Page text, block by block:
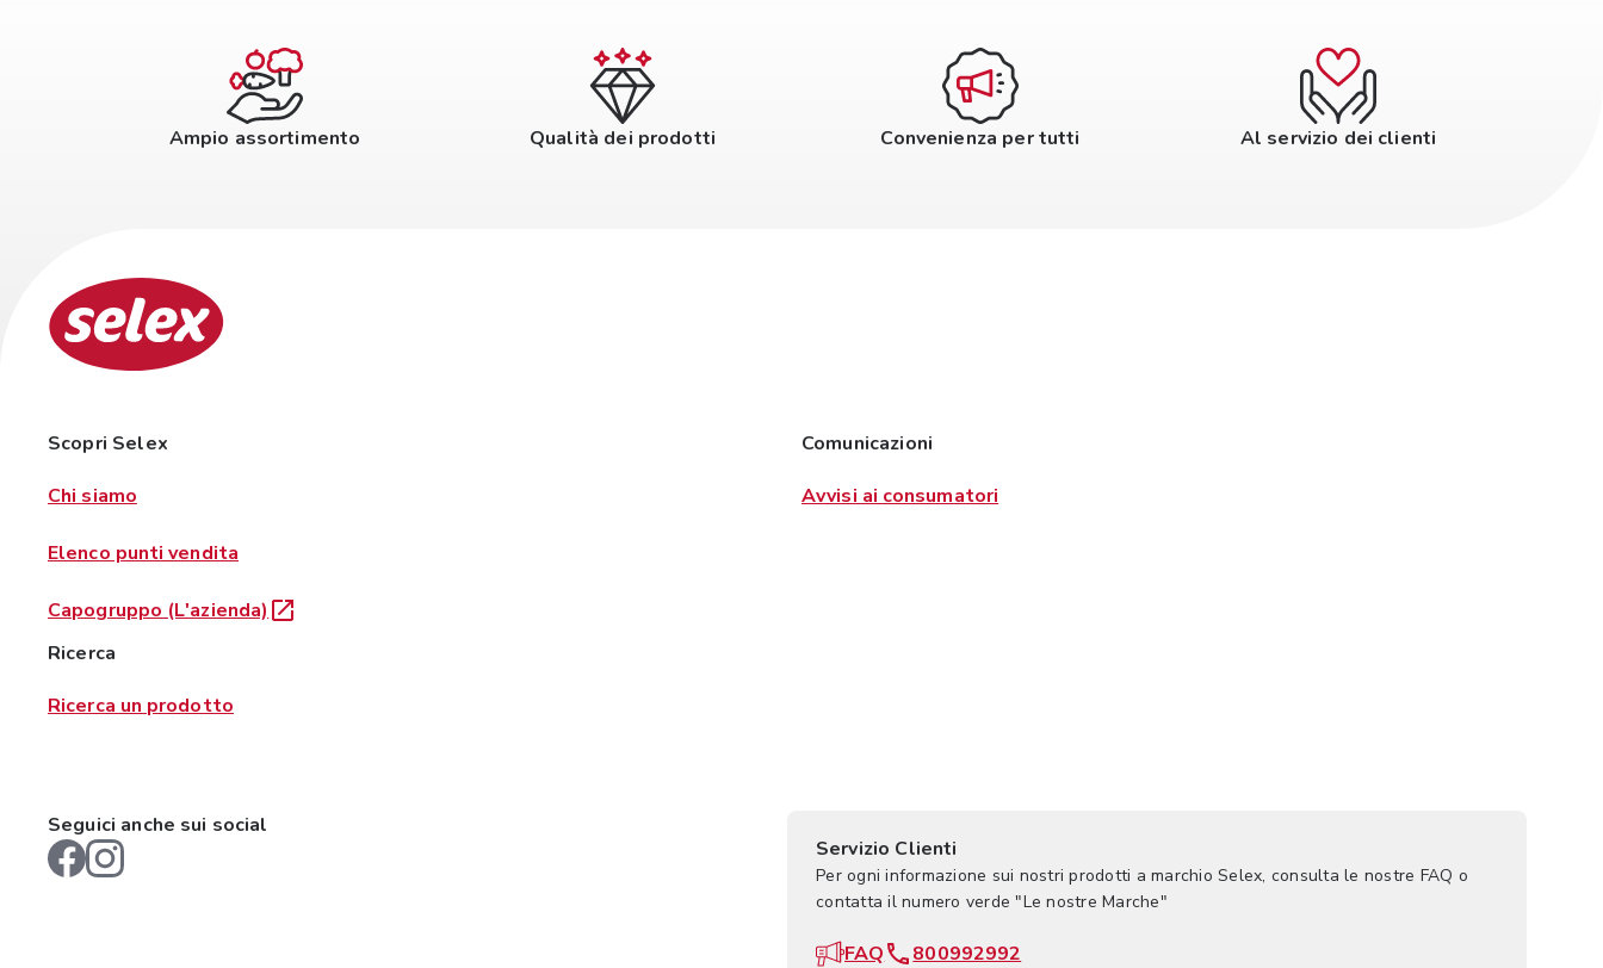
Ampio assortimento Qualità dei prodotti Convenienza per tutti Al servizio dei clienti
Scopri Selex
Chi siamo
Elenco punti vendita
Capogruppo (L'azienda)
Comunicazioni
Avvisi ai consumatori
Ricerca
Ricerca un prodotto
Seguici anche sui social
Servizio Clienti
Per ogni informazione sui nostri prodotti a marchio Selex, consulta le nostre FAQ o
contatta il numero verde "Le nostre Marche"
FAQ 800992992